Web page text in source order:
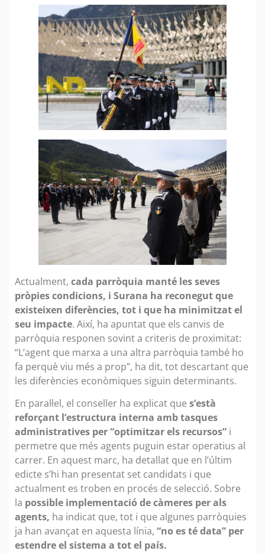
Actualment, cada parròquia manté les seves
pròpies condicions, i Surana ha reconegut que
existeixen diferències, tot i que ha minimitzat el
seu impacte. Així, ha apuntat que els canvis de
parròquia responen sovint a criteris de proximitat:
“L’agent que marxa a una altra parròquia també ho
fa perquè viu més a prop”, ha dit, tot descartant que
les diferències econòmiques siguin determinants.
En paral·lel, el conseller ha explicat que s’està
reforçant l’estructura interna amb tasques
administratives per “optimitzar els recursos” i
permetre que més agents puguin estar operatius al
carrer. En aquest marc, ha detallat que en l’últim
edicte s’hi han presentat set candidats i que
actualment es troben en procés de selecció. Sobre
la possible implementació de càmeres per als
agents, ha indicat que, tot i que algunes parròquies
ja han avançat en aquesta línia, “no es té data” per
estendre el sistema a tot el país.